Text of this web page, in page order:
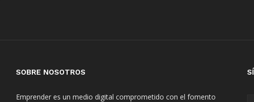
SOBRE NOSOTROS
Emprender es un medio digital comprometido con el fomento